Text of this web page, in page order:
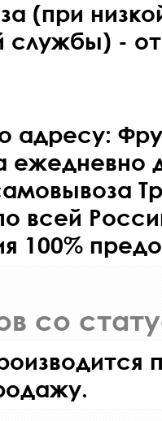
(при
службы) -
адресу:
ежедневно
всей
100%
со